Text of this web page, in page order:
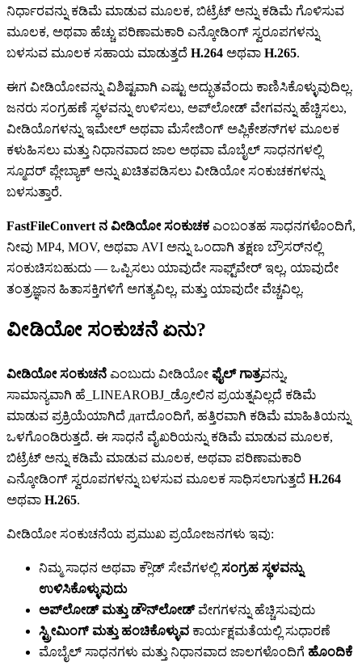
ನಿರ್ಧಾರವನ್ನು ಕಡಿಮೆ ಮಾಡುವ ಮೂಲಕ, ಬಿಟ್ರೆಟ್ ಅನ್ನು ಕಡಿಮೆ ಗೊಳಿಸುವ
ಮೂಲಕ, ಅಥವಾ ಹೆಚ್ಚು ಪರಿಣಾಮಕಾರಿ ಎನ್ಕೋಡಿಂಗ್ ಸ್ವರೂಪಗಳನ್ನು
ಬಳಸುವ ಮೂಲಕ ಸಹಾಯ ಮಾಡುತ್ತದೆ H.264 ಅಥವಾ H.265.
ಈಗ ವೀಡಿಯೋವನ್ನು ವಿಶಿಷ್ಟವಾಗಿ ಎಷ್ಟು ಅದ್ಭುತವೆಂದು ಕಾಣಿಸಿಕೊಳ್ಳುವುದಿಲ್ಲ.
ಜನರು ಸಂಗ್ರಹಣೆ ಸ್ಥಳವನ್ನು ಉಳಿಸಲು, ಅಪ್‌ಲೋಡ್ ವೇಗವನ್ನು ಹೆಚ್ಚಿಸಲು,
ವೀಡಿಯೊಗಳನ್ನು ಇಮೇಲ್ ಅಥವಾ ಮೆಸೇಜಿಂಗ್ ಅಪ್ಲಿಕೇಶನ್‌ಗಳ ಮೂಲಕ
ಕಳುಹಿಸಲು ಮತ್ತು ನಿಧಾನವಾದ ಜಾಲ ಅಥವಾ ಮೊಬೈಲ್ ಸಾಧನಗಳಲ್ಲಿ
ಸ್ಮೂದರ್ ಪ್ಲೇಬ್ಯಾಕ್ ಅನ್ನು ಖಚಿತಪಡಿಸಲು ವೀಡಿಯೋ ಸಂಕುಚಕಗಳನ್ನು
ಬಳಸುತ್ತಾರೆ.
FastFileConvert ನ ವೀಡಿಯೋ ಸಂಕುಚಕ ಎಂಬಂತಹ ಸಾಧನಗಳೊಂದಿಗೆ,
ನೀವು MP4, MOV, ಅಥವಾ AVI ಅನ್ನು ಒಂದಾಗಿ ತಕ್ಷಣ ಬ್ರೌಸರ್‌ನಲ್ಲಿ
ಸಂಕುಚಿಸಬಹುದು — ಒಪ್ಪಿಸಲು ಯಾವುದೇ ಸಾಫ್ಟ್‌ವೇರ್ ಇಲ್ಲ, ಯಾವುದೇ
ತಂತ್ರಜ್ಞಾನ ಹಿತಾಸಕ್ತಿಗಳಿಗೆ ಅಗತ್ಯವಿಲ್ಲ, ಮತ್ತು ಯಾವುದೇ ವೆಚ್ಚವಿಲ್ಲ.
ವೀಡಿಯೋ ಸಂಕುಚನೆ ಏನು?
ವೀಡಿಯೋ ಸಂಕುಚನೆ ಎಂಬುದು ವೀಡಿಯೋ ಫೈಲ್ ಗಾತ್ರವನ್ನು,
ಸಾಮಾನ್ಯವಾಗಿ ಹೆ_LINEAROBJ_ಡ್ರೋಲಿನ ಪ್ರಯತ್ನವಿಲ್ಲದೆ ಕಡಿಮೆ
ಮಾಡುವ ಪ್ರಕ್ರಿಯೆಯಾಗಿದೆ датದೊಂದಿಗೆ, ಹತ್ತಿರವಾಗಿ ಕಡಿಮೆ ಮಾಹಿತಿಯನ್ನು
ಒಳಗೊಂಡಿರುತ್ತದೆ. ಈ ಸಾಧನೆ ವೈಖರಿಯನ್ನು ಕಡಿಮೆ ಮಾಡುವ ಮೂಲಕ,
ಬಿಟ್ರೆಟ್ ಅನ್ನು ಕಡಿಮೆ ಮಾಡುವ ಮೂಲಕ, ಅಥವಾ ಪರಿಣಾಮಕಾರಿ
ಎನ್ಕೋಡಿಂಗ್ ಸ್ವರೂಪಗಳನ್ನು ಬಳಸುವ ಮೂಲಕ ಸಾಧಿಸಲಾಗುತ್ತದೆ H.264
ಅಥವಾ H.265.
ವೀಡಿಯೋ ಸಂಕುಚನೆಯ ಪ್ರಮುಖ ಪ್ರಯೋಜನಗಳು ಇವು:
ನಿಮ್ಮ ಸಾಧನ ಅಥವಾ ಕ್ಲೌಡ್ ಸೇವೆಗಳಲ್ಲಿ ಸಂಗ್ರಹ ಸ್ಥಳವನ್ನು
ಉಳಿಸಿಕೊಳ್ಳುವುದು
ಅಪ್‌ಲೋಡ್ ಮತ್ತು ಡೌನ್‌ಲೋಡ್ವೇಗಗಳನ್ನು ಹೆಚ್ಚಿಸುವುದು
ಸ್ಟ್ರೀಮಿಂಗ್ ಮತ್ತು ಹಂಚಿಕೊಳ್ಳುವ ಕಾರ್ಯಕ್ಷಮತೆಯಲ್ಲಿ ಸುಧಾರಣೆ
ಮೊಬೈಲ್ ಸಾಧನಗಳು ಮತ್ತು ನಿಧಾನವಾದ ಜಾಲಗಳೊಂದಿಗೆ ಹೊಂದಿಕೆ